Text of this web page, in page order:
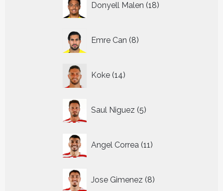
Donyell Malen 18
producten
Emre Can 8
producten
Koke 14
producten
Saul Niguez 5
producten
Angel Correa 11
producten
Jose Gimenez 8
producten